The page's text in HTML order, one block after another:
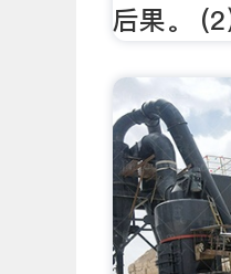
后果。 (2